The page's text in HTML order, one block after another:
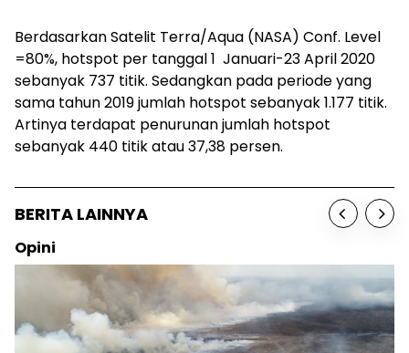
Berdasarkan Satelit Terra/Aqua (NASA) Conf. Level
=80%, hotspot per tanggal 1 Januari-23 April 2020
sebanyak 737 titik. Sedangkan pada periode yang
sama tahun 2019 jumlah hotspot sebanyak 1.177 titik.
Artinya terdapat penurunan jumlah hotspot
sebanyak 440 titik atau 37,38 persen.
BERITA LAINNYA
Opini